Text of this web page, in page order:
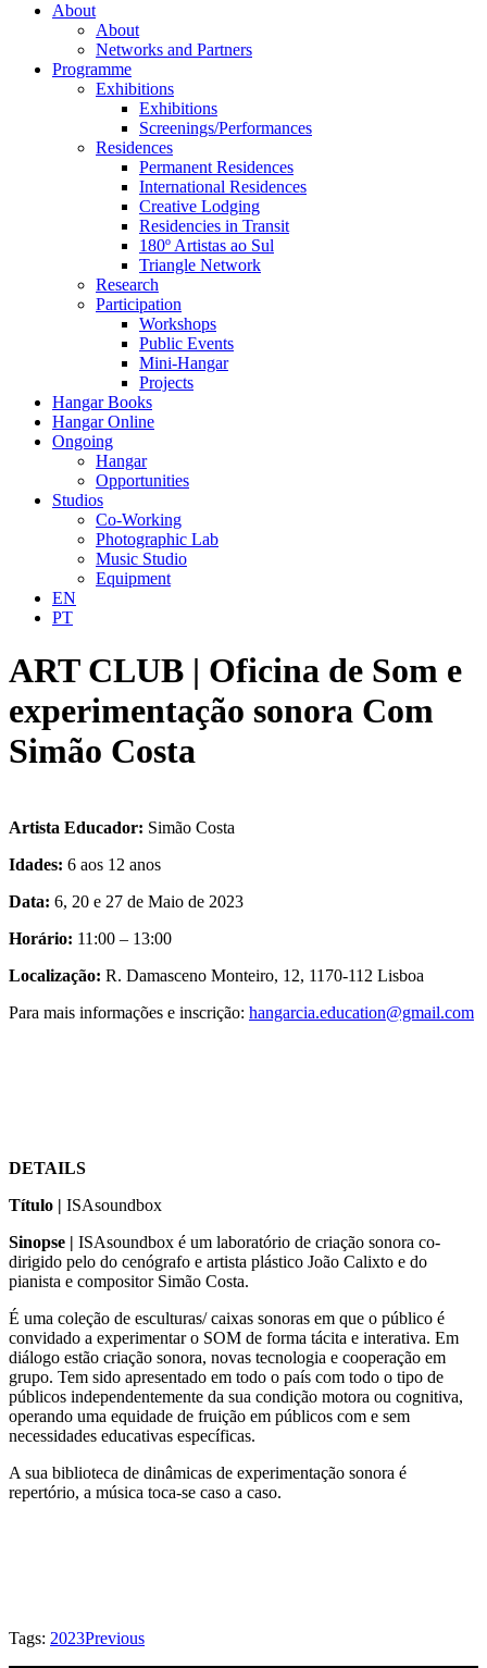
About
About
Networks and Partners
Programme
Exhibitions
Exhibitions
Screenings/Performances
Residences
Permanent Residences
International Residences
Creative Lodging
Residencies in Transit
180º Artistas ao Sul
Triangle Network
Research
Participation
Workshops
Public Events
Mini-Hangar
Projects
Hangar Books
Hangar Online
Ongoing
Hangar
Opportunities
Studios
Co-Working
Photographic Lab
Music Studio
Equipment
EN
PT
ART CLUB | Oficina de Som e
experimentação sonora Com
Simão Costa
Artista Educador: Simão Costa
Idades: 6 aos 12 anos
Data: 6, 20 e 27 de Maio de 2023
Horário: 11:00 – 13:00
Localização: R. Damasceno Monteiro, 12, 1170-112 Lisboa
Para mais informações e inscrição: hangarcia.education@gmail.com
DETAILS
Título | ISAsoundbox
Sinopse | ISAsoundbox é um laboratório de criação sonora co-
dirigido pelo do cenógrafo e artista plástico João Calixto e do
pianista e compositor Simão Costa.
É uma coleção de esculturas/ caixas sonoras em que o público é
convidado a experimentar o SOM de forma tácita e interativa. Em
diálogo estão criação sonora, novas tecnologia e cooperação em
grupo. Tem sido apresentado em todo o país com todo o tipo de
públicos independentemente da sua condição motora ou cognitiva,
operando uma equidade de fruição em públicos com e sem
necessidades educativas específicas.
A sua biblioteca de dinâmicas de experimentação sonora é
repertório, a música toca-se caso a caso.
Tags: 2023Previous